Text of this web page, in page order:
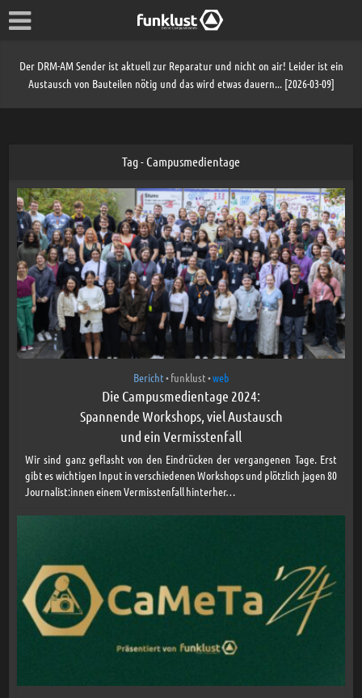
Der DRM-AM Sender ist aktuell zur Reparatur und nicht on air! Leider ist ein
Austausch von Bauteilen nötig und das wird etwas dauern... [2026-03-09]
Tag - Campusmedientage
Bericht• funklust•web
Die Campusmedientage 2024:
Spannende Workshops, viel Austausch
und ein Vermisstenfall
Wir sind ganz geflasht von den Eindrücken der vergangenen Tage. Erst
gibt es wichtigen Input in verschiedenen Workshops und plötzlich jagen 80
Journalist:innen einem Vermisstenfall hinterher…